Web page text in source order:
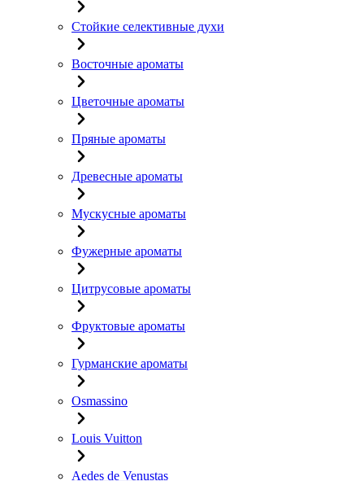
Стойкие селективные духи
Восточные ароматы
Цветочные ароматы
Пряные ароматы
Древесные ароматы
Мускусные ароматы
Фужерные ароматы
Цитрусовые ароматы
Фруктовые ароматы
Гурманские ароматы
Osmassino
Louis Vuitton
Aedes de Venustas